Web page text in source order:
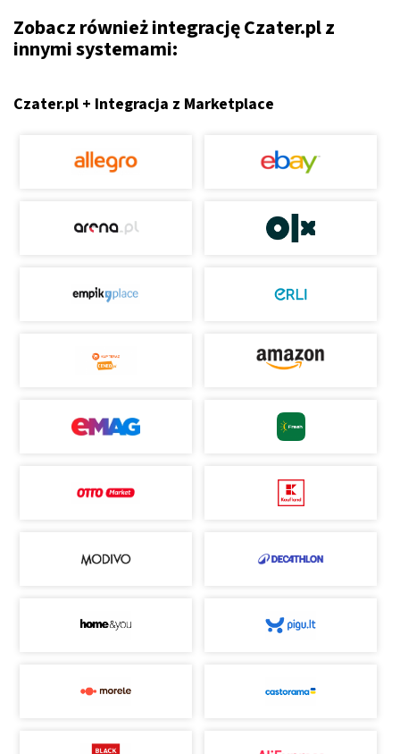
Zobacz również integrację Czater.pl z
innymi systemami:
Czater.pl + Integracja z Marketplace